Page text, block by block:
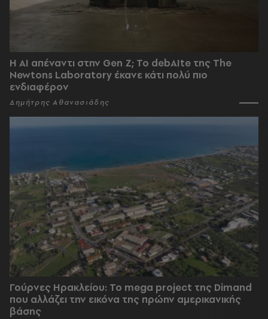
Η AI απέναντι στην Gen Z; Το debAIte της The
Newtons Laboratory έκανε κάτι πολύ πιο
ενδιαφέρον
Δημήτρης Αθανασιάδης
Γούρνες Ηρακλείου: To mega project της Dimand
που αλλάζει την εικόνα της πρώην αμερικανικής
βάσης